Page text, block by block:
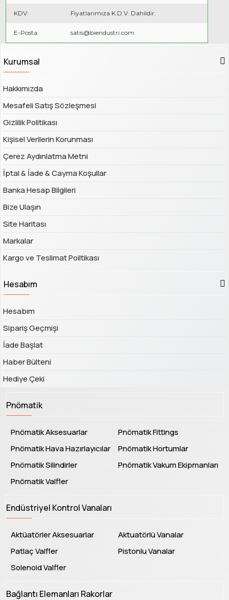
KDV: Fiyatlarımıza K.D.V. Dahildir.
E-Posta: satis@biendustri.com
Kurumsal
Hakkımızda
Mesafeli Satış Sözleşmesi
Gizlilik Politikası
Kişisel Verilerin Korunması
Çerez Aydınlatma Metni
İptal & İade & Cayma Koşullar
Banka Hesap Bilgileri
Bize Ulaşın
Site Haritası
Markalar
Kargo ve Teslimat Poiltikası
Hesabım
Hesabım
Sipariş Geçmişi
İade Başlat
Haber Bülteni
Hediye Çeki
Pnömatik
Pnömatik Aksesuarlar
Pnömatik Fittings
Pnömatik Hava Hazırlayıcılar
Pnömatik Hortumlar
Pnömatik Silindirler
Pnömatik Vakum Ekipmanları
Pnömatik Valfler
Endüstriyel Kontrol Vanaları
Aktüatörler Aksesuarlar
Aktuatörlü Vanalar
Patlaç Valfler
Pistonlu Vanalar
Solenoid Valfler
Bağlantı Elemanları Rakorlar